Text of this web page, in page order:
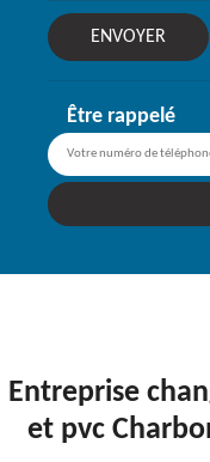
Être rappelé
Entreprise
et pvc